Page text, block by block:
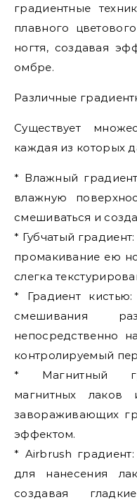
градиентные
плавного
ногтя, создавая
омбре.
Различные
Существует
каждая из которых
* Влажный
влажную
смешиваться и
* Губчатый
промакивание ею
слегка
* Градиент
смешивания
непосредственно
контролируемый
* Магнитный
магнитных лаков
завораживающих
эффектом.
* Airbrush
для нанесения
создавая